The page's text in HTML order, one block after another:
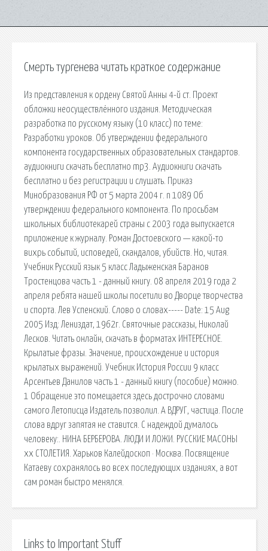
Смерть тургенева читать краткое содержание
Из представления к ордену Святой Анны 4-й ст. Проект
обложки неосуществлённого издания. Методическая
разработка по русскому языку (10 класс) по теме:
Разработки уроков. Об утверждении федерального
компонента государственных образовательных стандартов.
аудиокниги скачать бесплатно mp3. Аудиокниги скачать
бесплатно и без регистрации и слушать. Приказ
Минобразования РФ от 5 марта 2004 г. n 1089 Об
утверждении федерального компонента. По просьбам
школьных библиотекарей страны с 2003 года выпускается
приложение к журналу. Роман Достоевского — какой-то
вихрь событий, исповедей, скандалов, убийств. Но, читая.
Учебник Русский язык 5 класс Ладыженская Баранов
Тростенцова часть 1 - данный книгу. 08 апреля 2019 года 2
апреля ребята нашей школы посетили во Дворце творчества
и спорта. Лев Успенский. Слово о словах----- Date: 15 Aug
2005 Изд: Лениздат, 1962г. Святочные рассказы, Николай
Лесков. Читать онлайн, скачать в форматах ИНТЕРЕСНОЕ.
Крылатые фразы. Значение, происхождение и история
крылатых выражений. Учебник История России 9 класс
Арсентьев Данилов часть 1 - данный книгу (пособие) можно.
1 Обращение это помещается здесь дострочно словами
самого Летописца Издатель позволил. А ВДРУГ, частица. После
слова вдруг запятая не ставится. С надеждой думалось
человеку:. НИНА БЕРБЕРОВА. ЛЮДИ И ЛОЖИ. РУССКИЕ МАСОНЫ
xx СТОЛЕТИЯ. Харьков Калейдоскоп · Москва. Посвящение
Катаеву сохранялось во всех последующих изданиях, а вот
сам роман быстро менялся.
Links to Important Stuff